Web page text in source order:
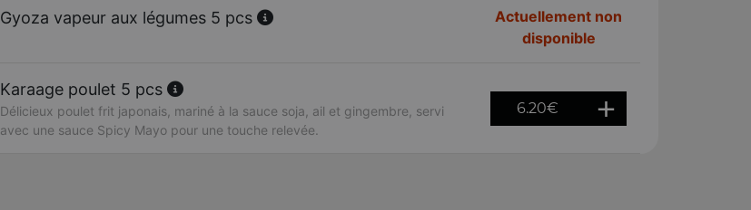
Gyoza vapeur aux légumes 5 pcs
Actuellement non
disponible
Karaage poulet 5 pcs
Délicieux poulet frit japonais, mariné à la sauce soja, ail et gingembre, servi
avec une sauce Spicy Mayo pour une touche relevée.
6.20€